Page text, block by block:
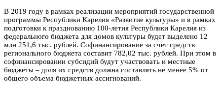
В 2019 году в рамках реализации мероприятий государственной
программы Республики Карелия «Развитие культуры» и в рамках
подготовки к празднованию 100-летия Республики Карелия из
федерального бюджета для домов культуры будет выделено 12
млн 251,6 тыс. рублей. Софинансирование за счет средств
регионального бюджета составит 782,02 тыс. рублей. При этом в
софинансировании субсидий будут участвовать и местные
бюджеты – доля их средств должна составлять не менее 5% от
общего объема бюджетных ассигнований.